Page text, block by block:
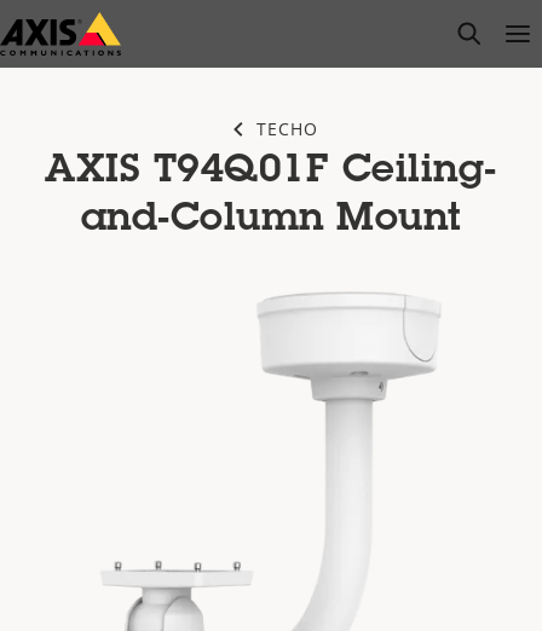
Saltar
al
open
TECHO
AXIS T94Q01F Ceiling-
and-Column Mount